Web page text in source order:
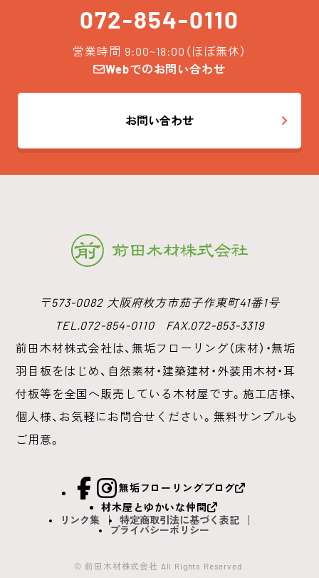
072-854-0110
営業時間 9:00~18:00（ほぼ無休）
Webでのお問い合わせ
お問い合わせ
〒573-0082 大阪府枚方市茄子作東町41番1号
TEL.072-854-0110 FAX.072-853-3319
前田木材株式会社は、無垢フローリング（床材）・無垢
羽目板をはじめ、 自然素材・建築建材・外装用木材・耳
付板等を全国へ販売している木材屋です。 施工店様、
個人様、お気軽にお問合せください。無料サンプルも
ご用意。
facebook
Instagram
無垢フローリングブログ
材木屋とゆかいな仲間
リンク集
特定商取引法に基づく表記
プライバシーポリシー
© 前田木材株式会社 All Rights Reserved.